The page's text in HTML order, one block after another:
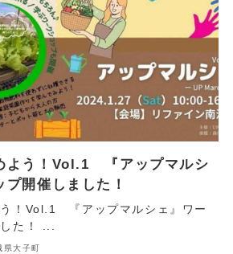
よう！Vol.1 『アップマルシ
開催しました！
！Vol.1 『アップマルシェ』ワー
た！ ...
県大子町